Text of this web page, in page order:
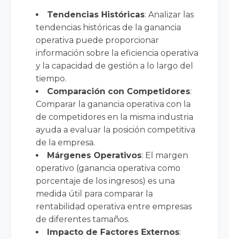
Tendencias Históricas: Analizar las
tendencias históricas de la ganancia
operativa puede proporcionar
información sobre la eficiencia operativa
y la capacidad de gestión a lo largo del
tiempo.
Comparación con Competidores:
Comparar la ganancia operativa con la
de competidores en la misma industria
ayuda a evaluar la posición competitiva
de la empresa.
Márgenes Operativos: El margen
operativo (ganancia operativa como
porcentaje de los ingresos) es una
medida útil para comparar la
rentabilidad operativa entre empresas
de diferentes tamaños.
Impacto de Factores Externos: